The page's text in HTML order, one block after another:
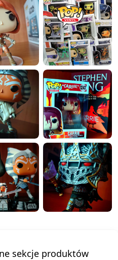
sekcje produktów